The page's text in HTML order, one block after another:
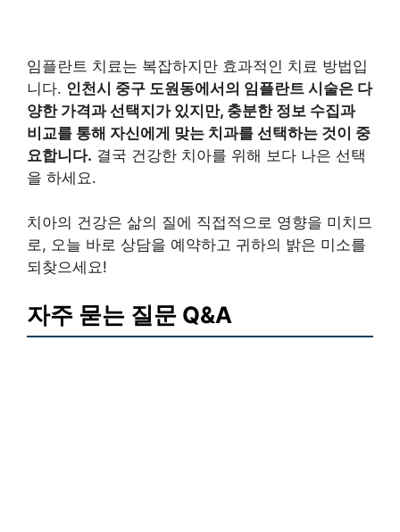
임플란트 치료는 복잡하지만 효과적인 치료 방법입
니다. 인천시 중구 도원동에서의 임플란트 시술은 다
양한 가격과 선택지가 있지만, 충분한 정보 수집과
비교를 통해 자신에게 맞는 치과를 선택하는 것이 중
요합니다. 결국 건강한 치아를 위해 보다 나은 선택
을 하세요.
치아의 건강은 삶의 질에 직접적으로 영향을 미치므
로, 오늘 바로 상담을 예약하고 귀하의 밝은 미소를
되찾으세요!
자주 묻는 질문 Q&A